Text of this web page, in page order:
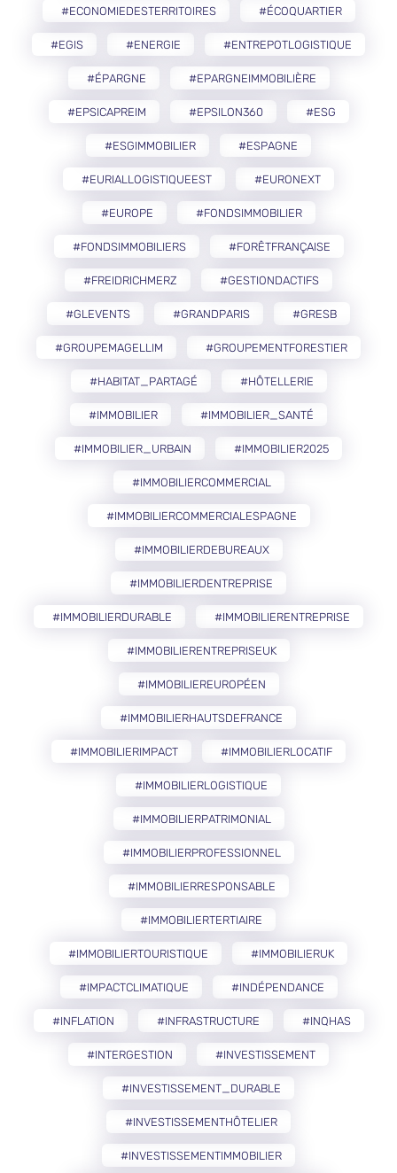
#ECONOMIEDESTERRITOIRES #ÉCOQUARTIER
#EGIS #ENERGIE #ENTREPOTLOGISTIQUE
#ÉPARGNE #EPARGNEIMMOBILIÈRE
#EPSICAPREIM #EPSILON360 #ESG
#ESGIMMOBILIER #ESPAGNE
#EURIALLOGISTIQUEEST #EURONEXT
#EUROPE #FONDSIMMOBILIER
#FONDSIMMOBILIERS #FORÊTFRANÇAISE
#FREIDRICHMERZ #GESTIONDACTIFS
#GLEVENTS #GRANDPARIS #GRESB
#GROUPEMAGELLIM #GROUPEMENTFORESTIER
#HABITAT_PARTAGÉ #HÔTELLERIE
#IMMOBILIER #IMMOBILIER_SANTÉ
#IMMOBILIER_URBAIN #IMMOBILIER2025
#IMMOBILIERCOMMERCIAL
#IMMOBILIERCOMMERCIALESPAGNE
#IMMOBILIERDEBUREAUX
#IMMOBILIERDENTREPRISE
#IMMOBILIERDURABLE #IMMOBILIERENTREPRISE
#IMMOBILIERENTREPRISEUK
#IMMOBILIEREUROPÉEN
#IMMOBILIERHAUTSDEFRANCE
#IMMOBILIERIMPACT #IMMOBILIERLOCATIF
#IMMOBILIERLOGISTIQUE
#IMMOBILIERPATRIMONIAL
#IMMOBILIERPROFESSIONNEL
#IMMOBILIERRESPONSABLE
#IMMOBILIERTERTIAIRE
#IMMOBILIERTOURISTIQUE #IMMOBILIERUK
#IMPACTCLIMATIQUE #INDÉPENDANCE
#INFLATION #INFRASTRUCTURE #INQHAS
#INTERGESTION #INVESTISSEMENT
#INVESTISSEMENT_DURABLE
#INVESTISSEMENTHÔTELIER
#INVESTISSEMENTIMMOBILIER